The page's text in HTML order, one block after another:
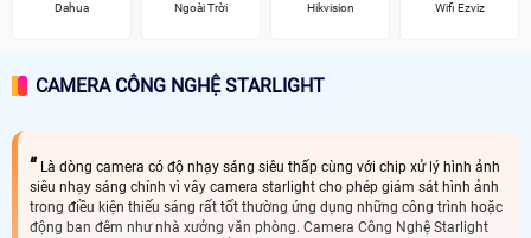
Dahua
Ngoài Trời
Hikvision
Wifi Ezviz
CAMERA CÔNG NGHỆ STARLIGHT
Là dòng camera có độ nhạy sáng siêu thấp cùng với chip xử lý hình ảnh
siêu nhạy sáng chính vì vây camera starlight cho phép giám sát hình ảnh
trong điều kiện thiếu sáng rất tốt thường ứng dụng những công trình hoặc
động ban đêm như nhà xưởng văn phòng. Camera Công Nghệ Starlight